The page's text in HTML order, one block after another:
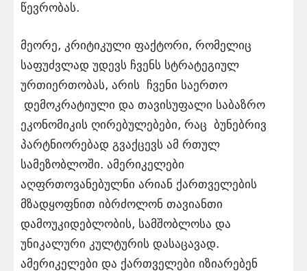
წევრობას.
მეორე, კრიტიკული ფაქტორი, რომელიც
საფუძვლად უდევს ჩვენს სტრატეგიულ
ურთიერთობას, არის ჩვენი საერთო
დემოკრატიული და თავისუფალი საბაზრო
ეკონომიკის ღირებულებები, რაც ბუნებრივ
პარტნიორებად გვაქცევს ამ რთულ
სამეზობლოში. ამერიკელები
აღფრთოვანებულნი არიან ქართველების
მზადყოფნით იბრძოლონ თავიანთი
დამოუკიდებლობის, სამშობლოსა და
უნიკალური კულტურის დასაცავად.
ამერიკელები და ქართველები იზიარებენ